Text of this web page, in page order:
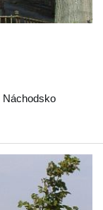
Náchodsko